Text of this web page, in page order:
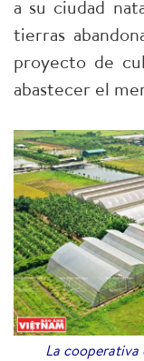
a su ciudad
tierras
proyecto de
abastecer el
La cooperativa